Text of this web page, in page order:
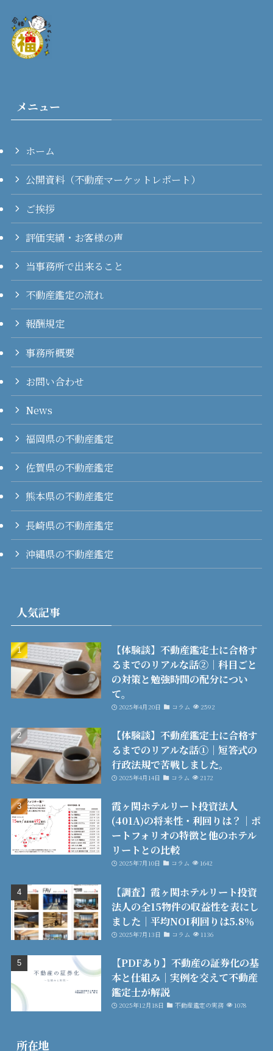
メニュー
ホーム
公開資料（不動産マーケットレポート）
ご挨拶
評価実績・お客様の声
当事務所で出来ること
不動産鑑定の流れ
報酬規定
事務所概要
お問い合わせ
News
福岡県の不動産鑑定
佐賀県の不動産鑑定
熊本県の不動産鑑定
長崎県の不動産鑑定
沖縄県の不動産鑑定
人気記事
【体験談】不動産鑑定士に合格す
るまでのリアルな話②│科目ごと
の対策と勉強時間の配分につい
て。
2025年4月20日 コラム 2592
【体験談】不動産鑑定士に合格す
るまでのリアルな話①│短答式の
行政法規で苦戦しました。
2025年4月14日 コラム 2172
霞ヶ関ホテルリート投資法人
(401A)の将来性・利回りは？│ポ
ートフォリオの特徴と他のホテル
リートとの比較
2025年7月10日 コラム 1642
【調査】霞ヶ関ホテルリート投資
法人の全15物件の収益性を表にし
ました│平均NOI利回りは5.8％
2025年7月13日 コラム 1136
【PDFあり】不動産の証券化の基
本と仕組み│実例を交えて不動産
鑑定士が解説
2025年12月18日 不動産鑑定の実務 1078
所在地